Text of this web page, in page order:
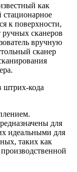
как
стационарное
к поверхности,
сканеров
вручную
сканер
штрих-кода
для
идеальными для
таких как